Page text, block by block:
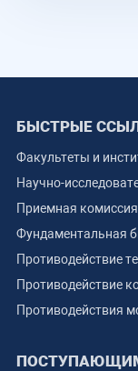
БЫСТРЫЕ
Факультеты и
Научно-
Приемная комиссия
Фундаментальная
Противодействие
Противодействие
Противодействия